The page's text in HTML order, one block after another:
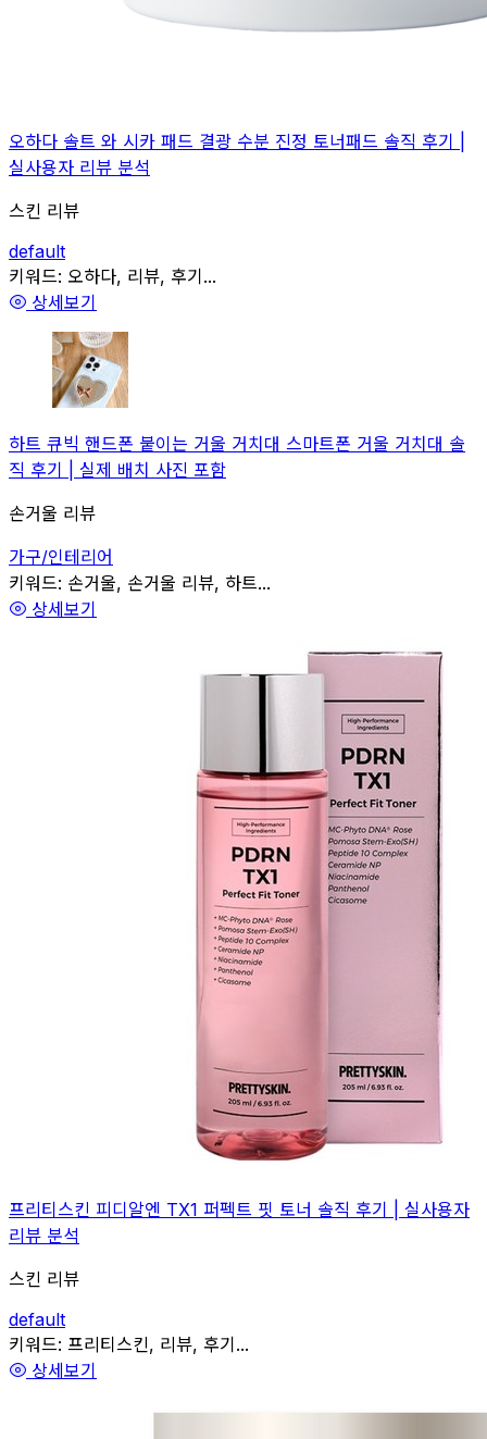
오하다 솔트 와 시카 패드 결광 수분 진정 토너패드 솔직 후기 |
실사용자 리뷰 분석
스킨 리뷰
default
관련
키워드: 오하다, 리뷰, 후기...
상세보기
하트 큐빅 핸드폰 붙이는 거울 거치대 스마트폰 거울 거치대 솔
직 후기 | 실제 배치 사진 포함
손거울 리뷰
가구/인테리어
관련
키워드: 손거울, 손거울 리뷰, 하트...
상세보기
프리티스킨 피디알엔 TX1 퍼펙트 핏 토너 솔직 후기 | 실사용자
리뷰 분석
스킨 리뷰
default
관련
키워드: 프리티스킨, 리뷰, 후기...
상세보기